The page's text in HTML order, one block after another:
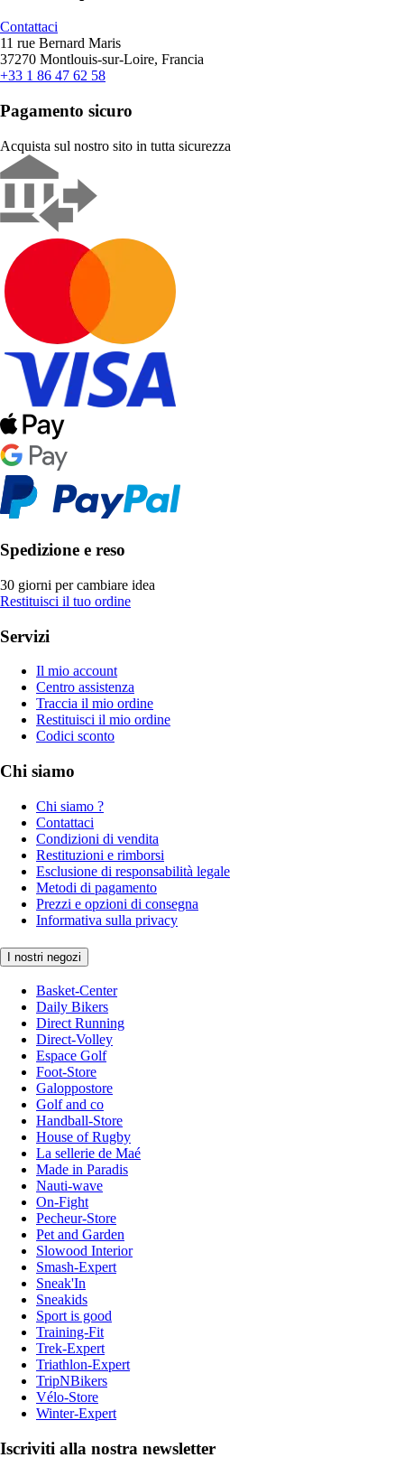
Contattaci
11 rue Bernard Maris
37270 Montlouis-sur-Loire, Francia
+33 1 86 47 62 58
Pagamento sicuro
Acquista sul nostro sito in tutta sicurezza
Spedizione e reso
30 giorni per cambiare idea
Restituisci il tuo ordine
Servizi
Il mio account
Centro assistenza
Traccia il mio ordine
Restituisci il mio ordine
Codici sconto
Chi siamo
Chi siamo ?
Contattaci
Condizioni di vendita
Restituzioni e rimborsi
Esclusione di responsabilità legale
Metodi di pagamento
Prezzi e opzioni di consegna
Informativa sulla privacy
I nostri negozi
Basket-Center
Daily Bikers
Direct Running
Direct-Volley
Espace Golf
Foot-Store
Galoppostore
Golf and co
Handball-Store
House of Rugby
La sellerie de Maé
Made in Paradis
Nauti-wave
On-Fight
Pecheur-Store
Pet and Garden
Slowood Interior
Smash-Expert
Sneak'In
Sneakids
Sport is good
Training-Fit
Trek-Expert
Triathlon-Expert
TripNBikers
Vélo-Store
Winter-Expert
Iscriviti alla nostra newsletter